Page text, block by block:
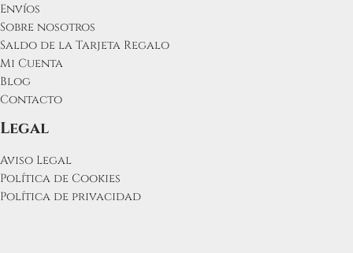
Envíos
Sobre nosotros
Saldo de la Tarjeta Regalo
Mi Cuenta
Blog
Contacto
Legal
Aviso Legal
Política de Cookies
Política de privacidad